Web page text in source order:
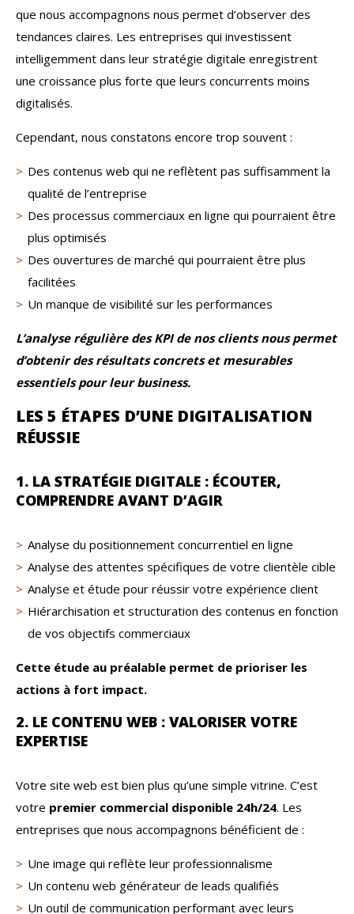
que nous accompagnons nous permet d’observer des
tendances claires. Les entreprises qui investissent
intelligemment dans leur stratégie digitale enregistrent
une croissance plus forte que leurs concurrents moins
digitalisés.
Cependant, nous constatons encore trop souvent :
Des contenus web qui ne reflètent pas suffisamment la
qualité de l’entreprise
Des processus commerciaux en ligne qui pourraient être
plus optimisés
Des ouvertures de marché qui pourraient être plus
facilitées
Un manque de visibilité sur les performances
L’analyse régulière des KPI de nos clients nous permet
d’obtenir des résultats concrets et mesurables
essentiels pour leur business.
LES 5 ÉTAPES D’UNE DIGITALISATION
RÉUSSIE
1. LA STRATÉGIE DIGITALE : ÉCOUTER,
COMPRENDRE AVANT D’AGIR
Analyse du positionnement concurrentiel en ligne
Analyse des attentes spécifiques de votre clientèle cible
Analyse et étude pour réussir votre expérience client
Hiérarchisation et structuration des contenus en fonction
de vos objectifs commerciaux
Cette étude au préalable permet de prioriser les
actions à fort impact.
2. LE CONTENU WEB : VALORISER VOTRE
EXPERTISE
Votre site web est bien plus qu’une simple vitrine. C’est
votre premier commercial disponible 24h/24. Les
entreprises que nous accompagnons bénéficient de :
Une image qui reflète leur professionnalisme
Un contenu web générateur de leads qualifiés
Un outil de communication performant avec leurs